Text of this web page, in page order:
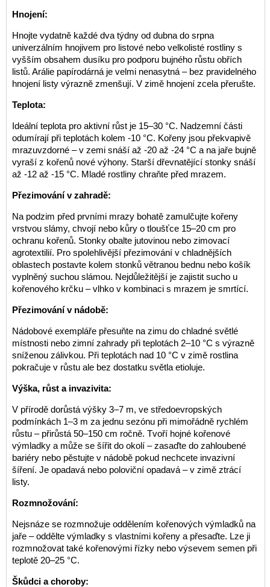
Hnojení:
Hnojte vydatně každé dva týdny od dubna do srpna
univerzálním hnojivem pro listové nebo velkolisté rostliny s
vyšším obsahem dusíku pro podporu bujného růstu obřích
listů. Arálie papírodárná je velmi nenasytná – bez pravidelného
hnojení listy výrazně zmenšují. V zimě hnojení zcela přerušte.
Teplota:
Ideální teplota pro aktivní růst je 15–30 °C. Nadzemní části
odumírají při teplotách kolem -10 °C. Kořeny jsou překvapivě
mrazuvzdorné – v zemi snáší až -20 až -24 °C a na jaře bujně
vyraší z kořenů nové výhony. Starší dřevnatějící stonky snáší
až -12 až -15 °C. Mladé rostliny chraňte před mrazem.
Přezimování v zahradě:
Na podzim před prvními mrazy bohatě zamulčujte kořeny
vrstvou slámy, chvojí nebo kůry o tloušťce 15–20 cm pro
ochranu kořenů. Stonky obalte jutovinou nebo zimovací
agrotextilií. Pro spolehlivější přezimování v chladnějších
oblastech postavte kolem stonků větranou bednu nebo košík
vyplněný suchou slámou. Nejdůležitější je zajistit sucho u
kořenového krčku – vlhko v kombinaci s mrazem je smrtící.
Přezimování v nádobě:
Nádobové exempláře přesuňte na zimu do chladné světlé
místnosti nebo zimní zahrady při teplotách 2–10 °C s výrazně
sníženou zálivkou. Při teplotách nad 10 °C v zimě rostlina
pokračuje v růstu ale bez dostatku světla etioluje.
Výška, růst a invazivita:
V přírodě dorůstá výšky 3–7 m, ve středoevropských
podmínkách 1–3 m za jednu sezónu při mimořádně rychlém
růstu – přirůstá 50–150 cm ročně. Tvoří hojné kořenové
výmladky a může se šířit do okolí – zasaďte do zahloubené
bariéry nebo pěstujte v nádobě pokud nechcete invazivní
šíření. Je opadavá nebo poloviční opadavá – v zimě ztrácí
listy.
Rozmnožování:
Nejsnáze se rozmnožuje oddělením kořenových výmladků na
jaře – oddělte výmladky s vlastními kořeny a přesaďte. Lze ji
rozmnožovat také kořenovými řízky nebo výsevem semen při
teplotě 20–25 °C.
Škůdci a choroby: